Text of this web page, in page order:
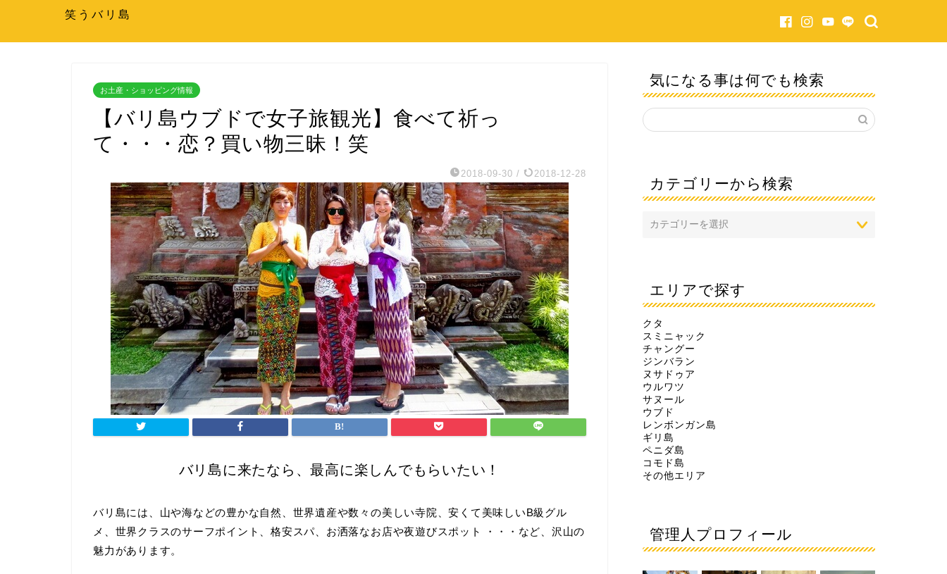
笑うバリ島
お土産・ショッピング情報
【バリ島ウブドで女子旅観光】食べて祈っ
て・・・恋？買い物三昧！笑
2018-09-30 / 2018-12-28
バリ島に来たなら、最高に楽しんでもらいたい！
バリ島には、山や海などの豊かな自然、世界遺産や数々の美しい寺院、安くて美味しいB級グル
メ、世界クラスのサーフポイント、格安スパ、お洒落なお店や夜遊びスポット ・・・など、沢山の
魅力があります。
気になる事は何でも検索
カテゴリーから検索
エリアで探す
クタ
スミニャック
チャングー
ジンバラン
ヌサドゥア
ウルワツ
サヌール
ウブド
レンボンガン島
ギリ島
ペニダ島
コモド島
その他エリア
管理人プロフィール